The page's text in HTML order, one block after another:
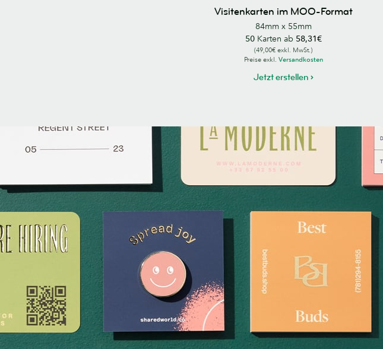
Visitenkarten im MOO-Format
84mm x 55mm
50Karten ab 58,31€
(49,00€ exkl. MwSt.)
Preise exkl. Versandkosten
Jetzt erstellen